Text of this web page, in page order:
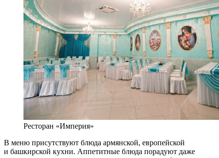
Ресторан «Империя»
В меню присутствуют блюда армянской, европейской
и башкирской кухни. Аппетитные блюда порадуют даже